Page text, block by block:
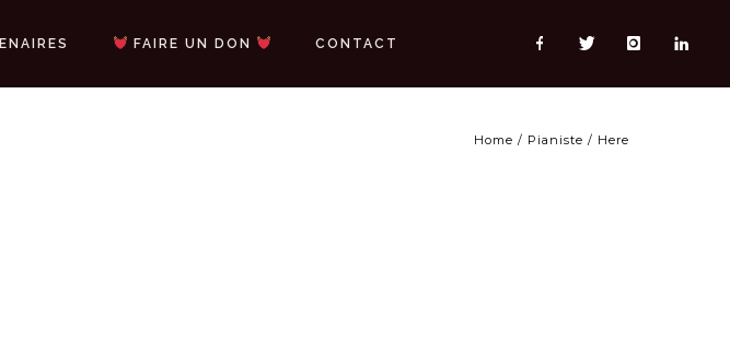
FAIRE UN DON CONTACT
Home / Pianiste / Here